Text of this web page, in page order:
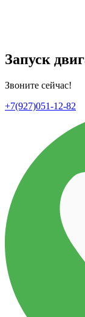
Запуск
Звоните сейчас!
+7(927)051-12-82